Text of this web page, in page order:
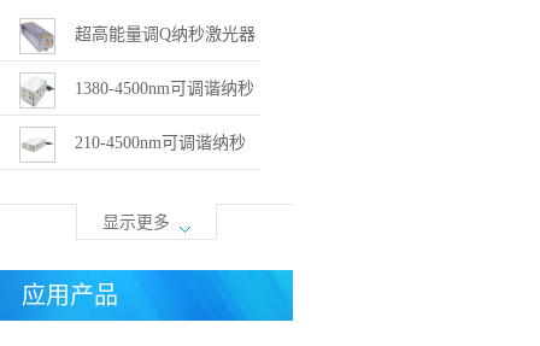
超高能量调Q纳秒激光器
（100-1400mJ，1-100Hz）
1380-4500nm可调谐纳秒
OPO激光器（Q-TUNE-IR）
210-4500nm可调谐纳秒
显示更多
应用产品